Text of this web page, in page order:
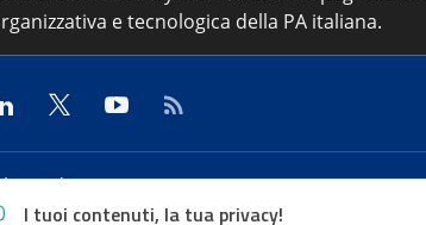
e tecnologica della PA italiana.
67/d – 00154 Roma
I tuoi contenuti, la tua privacy!